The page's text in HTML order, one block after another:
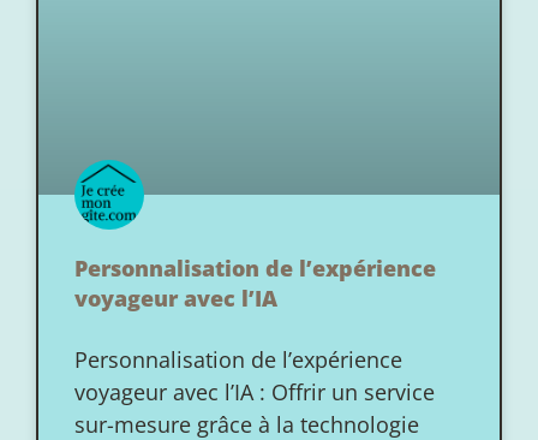
Personnalisation de l’expérience
voyageur avec l’IA
Personnalisation de l’expérience
voyageur avec l’IA : Offrir un service
sur-mesure grâce à la technologie